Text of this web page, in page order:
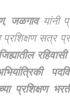
जळगावयांनी
प्रशिक्षण सत्र
प्रशिक्षण